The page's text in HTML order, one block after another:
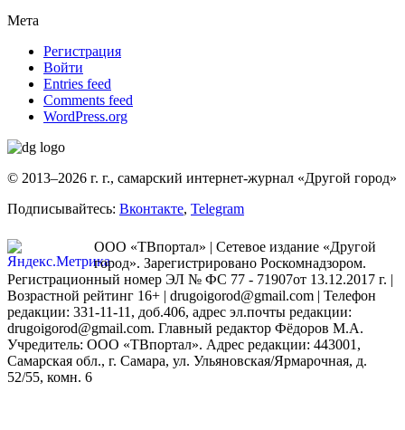
Мета
Регистрация
Войти
Entries feed
Comments feed
WordPress.org
© 2013–2026 г. г., самарский интернет-журнал «Другой город»
Подписывайтесь: Вконтакте, Telegram
ООО «ТВпортал» | Сетевое издание «Другой
город». Зарегистрировано Роскомнадзором.
Регистрационный номер ЭЛ № ФС 77 - 71907от 13.12.2017 г. |
Возрастной рейтинг 16+ | drugoigorod@gmail.com | Телефон
редакции: 331-11-11, доб.406, адрес эл.почты редакции:
drugoigorod@gmail.com. Главный редактор Фёдоров М.А.
Учредитель: ООО «ТВпортал». Адрес редакции: 443001,
Самарская обл., г. Самара, ул. Ульяновская/Ярмарочная, д.
52/55, комн. 6